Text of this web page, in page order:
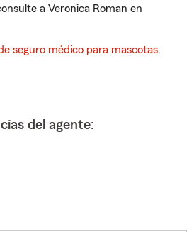
a Veronica Roman en
seguro médico para mascotas.
del agente: